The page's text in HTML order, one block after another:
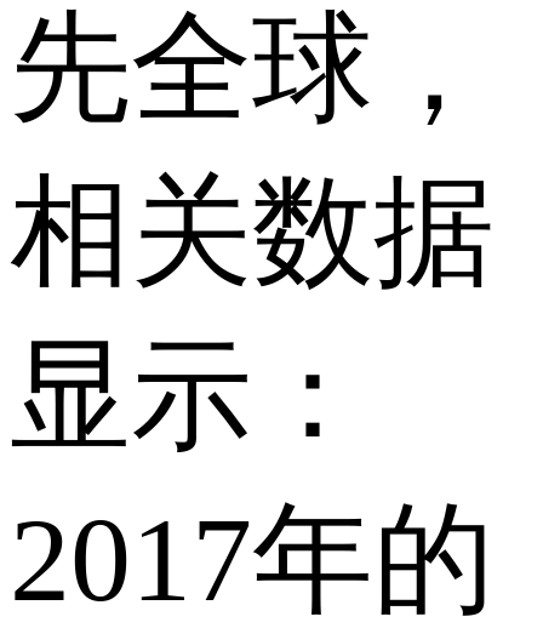
先全球，
相关数据
显示：
2017年的